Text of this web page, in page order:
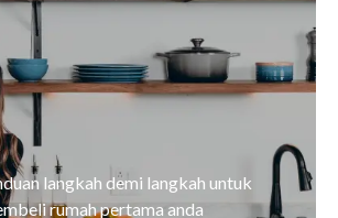
langkah demi langkah untuk
rumah pertama anda